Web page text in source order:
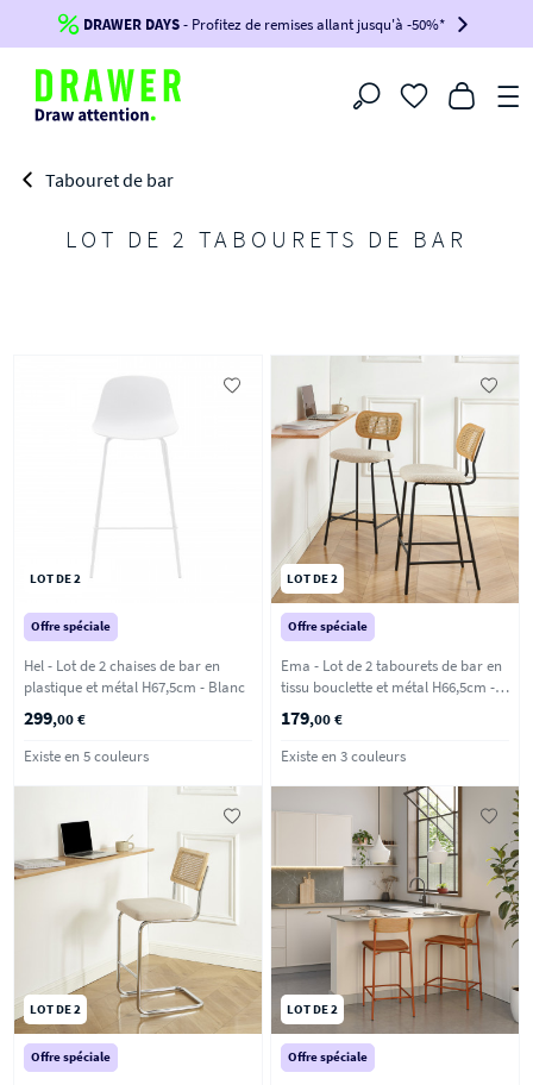
Jusqu'à-100€*sur votre commande !
BIKINI100
-voir conditions en bas de page-
DRAWER DAYS- Profitez de remises allant jusqu'à -50%*
Filtrer
Tabouret de bar
LOT DE 2 TABOURETS DE BAR
LOT DE 2
Offre spéciale
Hel - Lot de 2 chaises de bar en
plastique et métal H67,5cm - Blanc
299,00 €
Existe en 5 couleurs
LOT DE 2
Offre spéciale
Ema - Lot de 2 tabourets de bar en
tissu bouclette et métal H66,5cm -
Ecru
179,00 €
Existe en 3 couleurs
LOT DE 2
Offre spéciale
LOT DE 2
Offre spéciale